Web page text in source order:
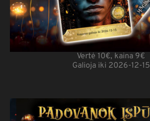
Vertė 10€, kaina 9€
Galioja iki 2026-12-15